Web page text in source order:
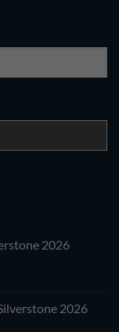
2026
2026